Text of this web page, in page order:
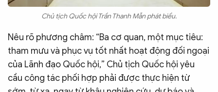
Chủ tịch Quốc hội Trần Thanh Mẫn phát biểu.
Nêu rõ phương châm: “Ba cơ quan, một mục tiêu:
tham mưu và phục vụ tốt nhất hoạt động đối ngoại
của Lãnh đạo Quốc hội,” Chủ tịch Quốc hội yêu
cầu công tác phối hợp phải được thực hiện từ